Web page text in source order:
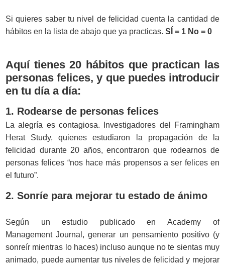
Si quieres saber tu nivel de felicidad cuenta la cantidad de
hábitos en la lista de abajo que ya practicas.SÍ = 1 No = 0
Aquí tienes 20 hábitos que practican las
personas felices, y que puedes introducir
en tu día a día:
1. Rodearse de personas felices
La alegría es contagiosa. Investigadores del Framingham
Herat Study, quienes estudiaron la propagación de la
felicidad durante 20 años, encontraron que rodearnos de
personas felices “nos hace más propensos a ser felices en
el futuro”.
2. Sonríe para mejorar tu estado de ánimo
Según un estudio publicado en Academy of
Management Journal, generar un pensamiento positivo (y
sonreír mientras lo haces) incluso aunque no te sientas muy
animado, puede aumentar tus niveles de felicidad y mejorar